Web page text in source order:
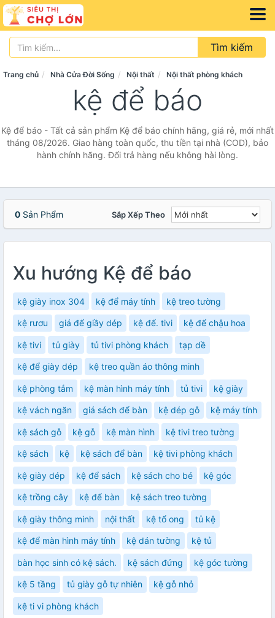
Tìm kiếm
Trang chủ Nhà Cửa Đời Sống Nội thất Nội thất phòng khách
kệ để báo
Kệ để báo - Tất cả sản phẩm Kệ để báo chính hãng, giá rẻ, mới nhất
tháng 08/2026. Giao hàng toàn quốc, thu tiền tại nhà (COD), bảo
hành chính hãng. Đổi trả hàng nếu không hài lòng.
0 Sản Phẩm Sắp Xếp Theo
Xu hướng Kệ để báo
kệ giày inox 304 kệ để máy tính kệ treo tường
kệ rươu giá để giầy dép kệ để. tivi kệ để chậu hoa
kệ tivi tủ giày tủ tivi phòng khách tạp dề
kệ để giày dép kệ treo quần áo thông minh
kệ phòng tắm kệ màn hình máy tính tủ tivi kệ giày
kệ vách ngăn giá sách để bàn kệ dép gỗ kệ máy tính
kệ sách gỗ kệ gỗ kệ màn hình kệ tivi treo tường
kệ sách kệ kệ sách để bàn kệ tivi phòng khách
kệ giày dép kệ để sách kệ sách cho bé kệ góc
kệ trồng cây kệ để bàn kệ sách treo tường
kệ giày thông minh nội thất kệ tổ ong tủ kệ
kệ để màn hình máy tính kệ dán tường kệ tủ
bàn học sinh có kệ sách. kệ sách đứng kệ góc tường
kệ 5 tầng tủ giày gỗ tự nhiên kệ gỗ nhỏ
kệ ti vi phòng khách